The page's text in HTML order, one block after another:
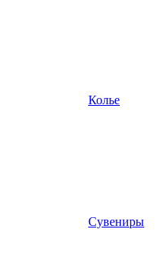
Колье
Сувениры